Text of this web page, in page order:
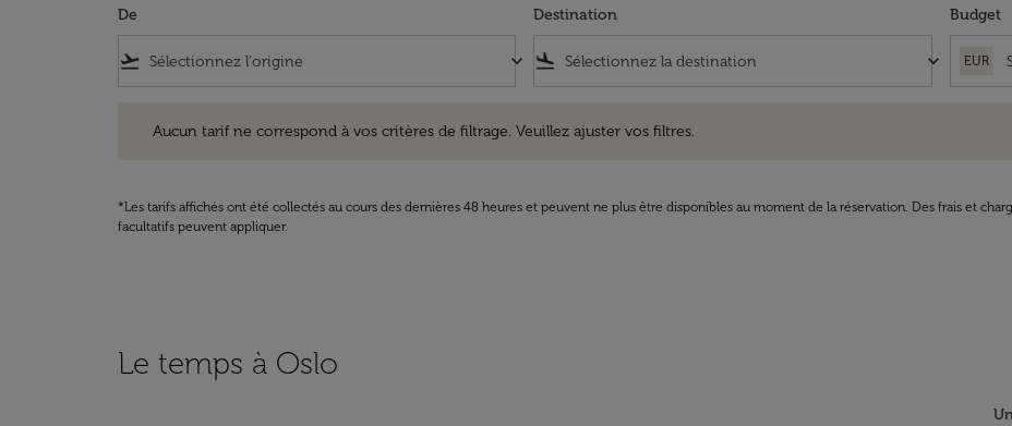
De
flight_takeoff keyboard_arrow_down
Destination
flight_land keyboard_arrow_down
Budget
EUR
Aucun tarif ne correspond à vos critères de filtrage. Veuillez ajuster vos filtres.
*Les tarifs affichés ont été collectés au cours des dernières 48 heures et peuvent ne plus être disponibles au moment de la réservation. Des frais et
facultatifs peuvent appliquer.
Le temps à Oslo